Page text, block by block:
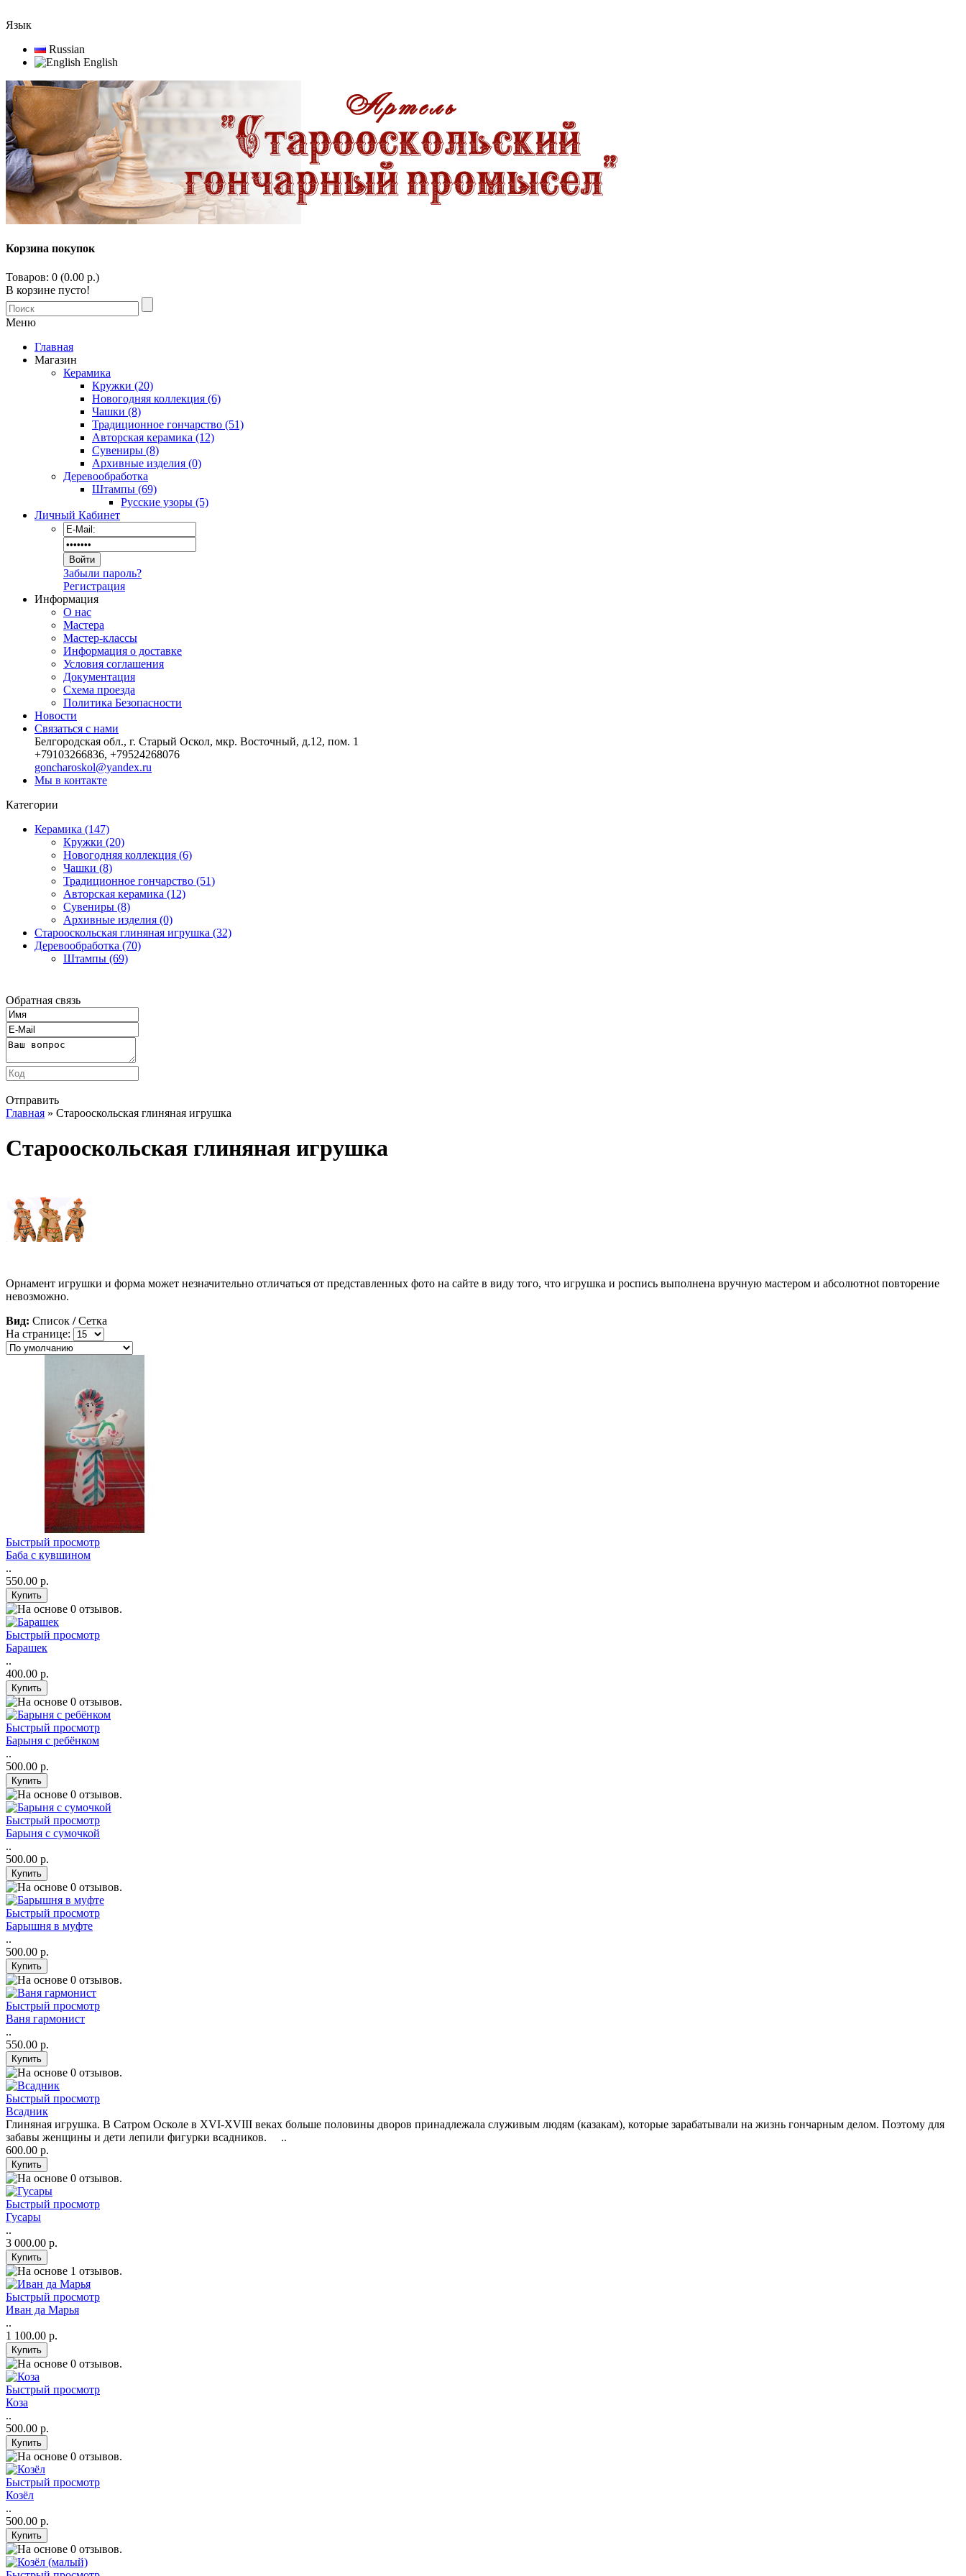
Язык
Russian
English
Корзина покупок
Товаров: 0 (0.00 р.)
В корзине пусто!
Меню
Главная
Магазин
Керамика
Кружки (20)
Новогодняя коллекция (6)
Чашки (8)
Традиционное гончарство (51)
Авторская керамика (12)
Сувениры (8)
Архивные изделия (0)
Деревообработка
Штампы (69)
Русские узоры (5)
Личный Кабинет
Забыли пароль?
Регистрация
Информация
О нас
Мастера
Мастер-классы
Информация о доставке
Условия соглашения
Документация
Схема проезда
Политика Безопасности
Новости
Связаться с нами
Белгородская обл., г. Старый Оскол, мкр. Восточный, д.12, пом. 1
+79103266836, +79524268076
goncharoskol@yandex.ru
Мы в контакте
Категории
Керамика (147)
Кружки (20)
Новогодняя коллекция (6)
Чашки (8)
Традиционное гончарство (51)
Авторская керамика (12)
Сувениры (8)
Архивные изделия (0)
Старооскольская глиняная игрушка (32)
Деревообработка (70)
Штампы (69)
Обратная связь
Отправить
Главная » Старооскольская глиняная игрушка
Старооскольская глиняная игрушка
Орнамент игрушки и форма может незначительно отличаться от представленных фото на сайте в виду того, что игрушка и роспись выполнена вручную мастером и абсолютноt повторение
невозможно.
Вид: Список / Сетка
На странице:
Быстрый просмотр
Баба с кувшином
..
550.00 р.
Быстрый просмотр
Барашек
..
400.00 р.
Быстрый просмотр
Барыня с ребёнком
..
500.00 р.
Быстрый просмотр
Барыня с сумочкой
..
500.00 р.
Быстрый просмотр
Барышня в муфте
..
500.00 р.
Быстрый просмотр
Ваня гармонист
..
550.00 р.
Быстрый просмотр
Всадник
Глиняная игрушка. В Сатром Осколе в XVI-XVIII веках больше половины дворов принадлежала служивым людям (казакам), которые зарабатывали на жизнь гончарным делом. Поэтому для
забавы женщины и дети лепили фигурки всадников. ..
600.00 р.
Быстрый просмотр
Гусары
..
3 000.00 р.
Быстрый просмотр
Иван да Марья
..
1 100.00 р.
Быстрый просмотр
Коза
..
500.00 р.
Быстрый просмотр
Козёл
..
500.00 р.